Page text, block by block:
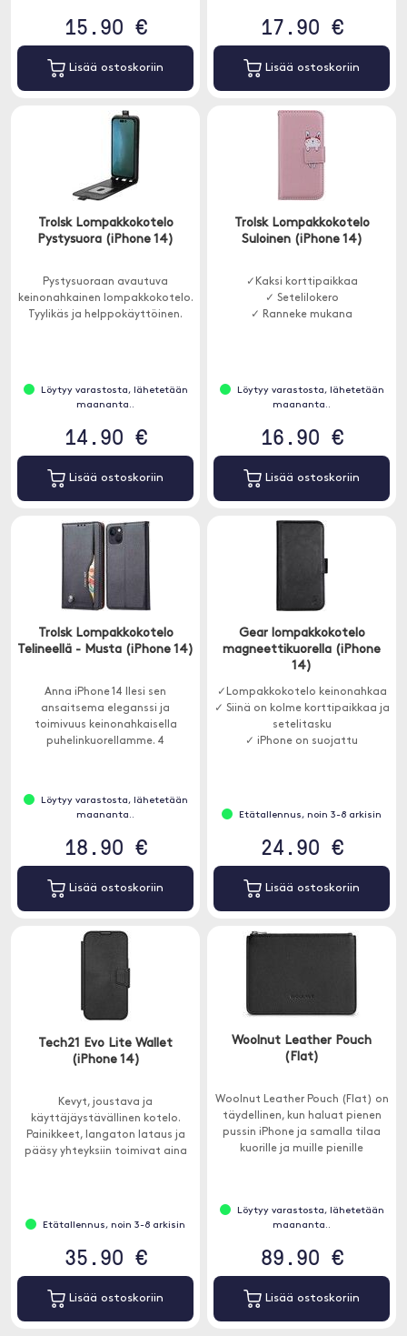
15.90 €
Lisää ostoskoriin
17.90 €
Lisää ostoskoriin
Trolsk Lompakkokotelo
Pystysuora (iPhone 14)
Pystysuoraan avautuva
keinonahkainen lompakkokotelo.
Tyylikäs ja helppokäyttöinen.
Löytyy varastosta, lähetetään
maananta..
14.90 €
Lisää ostoskoriin
Trolsk Lompakkokotelo
Suloinen (iPhone 14)
✓Kaksi korttipaikkaa
✓ Setelilokero
✓ Ranneke mukana
Löytyy varastosta, lähetetään
maananta..
16.90 €
Lisää ostoskoriin
Trolsk Lompakkokotelo
Telineellä - Musta (iPhone 14)
Anna iPhone 14 llesi sen
ansaitsema eleganssi ja
toimivuus keinonahkaisella
puhelinkuorellamme. 4
Löytyy varastosta, lähetetään
maananta..
18.90 €
Lisää ostoskoriin
Gear lompakkokotelo
magneettikuorella (iPhone
14)
✓Lompakkokotelo keinonahkaa
✓ Siinä on kolme korttipaikkaa ja
setelitasku
✓ iPhone on suojattu
Etätallennus, noin 3-8 arkisin
24.90 €
Lisää ostoskoriin
Tech21 Evo Lite Wallet
(iPhone 14)
Kevyt, joustava ja
käyttäjäystävällinen kotelo.
Painikkeet, langaton lataus ja
pääsy yhteyksiin toimivat aina
Etätallennus, noin 3-8 arkisin
35.90 €
Lisää ostoskoriin
Woolnut Leather Pouch
(Flat)
Woolnut Leather Pouch (Flat) on
täydellinen, kun haluat pienen
pussin iPhone ja samalla tilaa
kuorille ja muille pienille
Löytyy varastosta, lähetetään
maananta..
89.90 €
Lisää ostoskoriin